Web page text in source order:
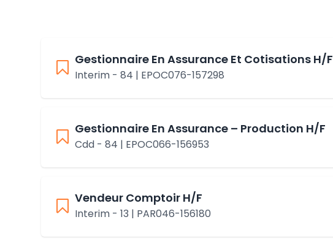
Gestionnaire En Assurance Et Cotisations H/F
Interim - 84 | EPOC076-157298
Gestionnaire En Assurance – Production H/F
Cdd - 84 | EPOC066-156953
Vendeur Comptoir H/F
Interim - 13 | PAR046-156180